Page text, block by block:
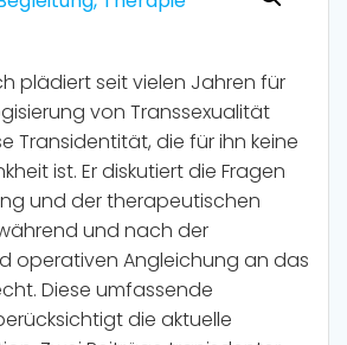
plädiert seit vielen Jahren für
von Transsexualität
Transidentität, die für ihn keine
ist. Er diskutiert die Fragen
und der therapeutischen
und nach der
operativen Angleichung an das
Diese umfassende
die aktuelle